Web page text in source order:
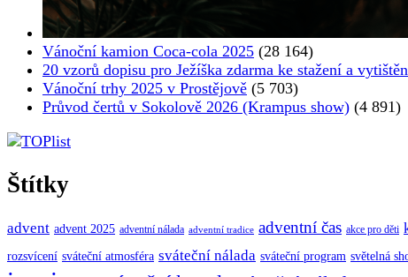
Vánoční kamion Coca-cola 2025 (28 164)
20 vzorů dopisu pro Ježíška zdarma ke stažení a
Vánoční trhy 2025 v Prostějově (5 703)
Průvod čertů v Sokolově 2026 (Krampus show) (4 891)
Štítky
advent advent 2025 adventní nálada adventní tradice adventní čas akce pro děti
rozsvícení sváteční atmosféra sváteční nálada sváteční program světelná